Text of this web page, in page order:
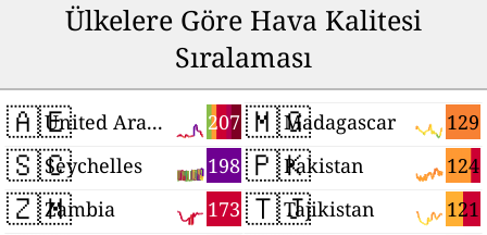
Ülkelere Göre Hava Kalitesi
Sıralaması
🇦🇪 207
United Arab Emirates
🇸🇨 198
Seychelles
🇿🇲 173
Zambia
🇲🇬 129
Madagascar
🇵🇰 124
Pakistan
🇹🇯 121
Tajikistan